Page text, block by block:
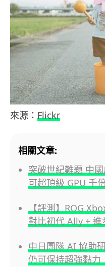
來源： Flickr
相關文章:
突破世紀難題 中
可超頂級 GPU 千
【評測】ROG
對比初代 Ally +
中日團隊 AI 協助
仍可保持超強黏